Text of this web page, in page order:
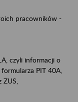
pracowników -
czyli informacji o
PIT 40A,